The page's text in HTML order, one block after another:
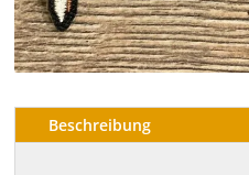
Beschreibung